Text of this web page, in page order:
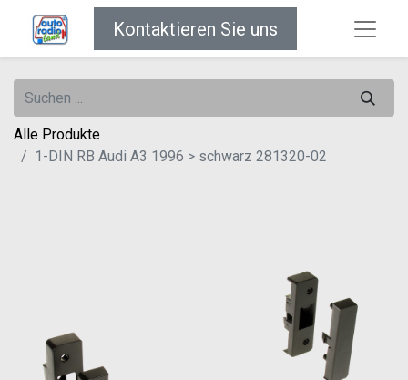
Kontaktieren Sie uns
Alle Produkte
1-DIN RB Audi A3 1996 > schwarz 281320-02